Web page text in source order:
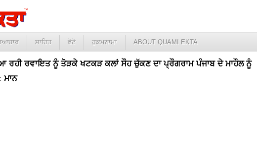
ਸਾਹਿਤ ਫੋਟੋ ਹੁਕਮਨਾਮਾ ABOUT QUAMI EKTA
ਰਹੀ ਰਵਾਇਤ ਨੂੰ ਤੋੜਕੇ ਖਟਕੜ ਕਲਾਂ ਸੌਹ ਚੁੱਕਣ ਦਾ ਪ੍ਰੌਗਰਾਮ ਪੰਜਾਬ ਦੇ ਮਾਹੌਲ ਨੂੰ
ਮਾਨ